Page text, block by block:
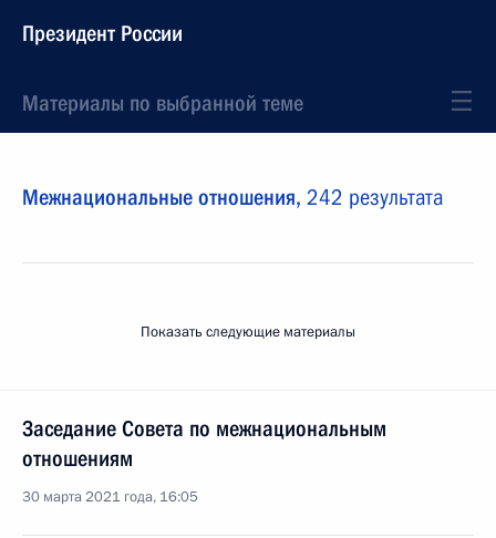
Президент России
Материалы по выбранной теме
Межнациональные отношения, 242 результата
Показать следующие материалы
Заседание Совета по межнациональным
отношениям
30 марта 2021 года, 16:05